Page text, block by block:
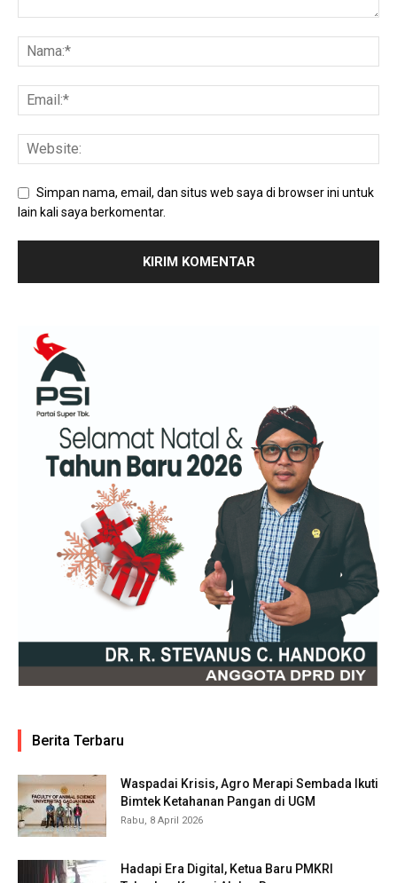
Simpan nama, email, dan situs web saya di browser ini untuk
lain kali saya berkomentar.
Berita Terbaru
Waspadai Krisis, Agro Merapi Sembada Ikuti
Bimtek Ketahanan Pangan di UGM
Rabu, 8 April 2026
Hadapi Era Digital, Ketua Baru PMKRI